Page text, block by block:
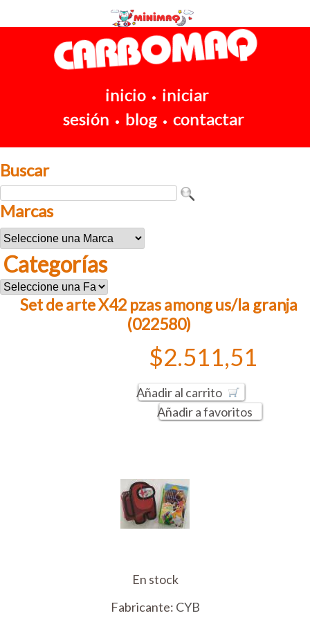
inicio • iniciar
sesión • blog • contactar
Buscar
Marcas
Categorías
Set de arte X42 pzas among us/la granja
(022580)
$2.511,51
Añadir al carrito
Añadir a favoritos
En stock
Fabricante: CYB